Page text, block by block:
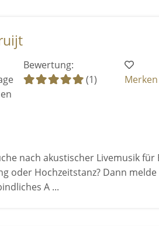
Bewertung:
(1)
Merken
nach akustischer Livemusik für
oder Hochzeitstanz? Dann
A ...